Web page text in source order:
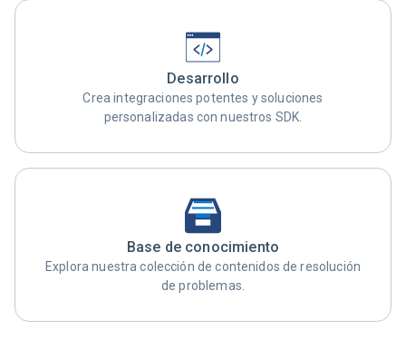
Desarrollo
Crea integraciones potentes y soluciones
personalizadas con nuestros SDK.
Base de conocimiento
Explora nuestra colección de contenidos de resolución
de problemas.